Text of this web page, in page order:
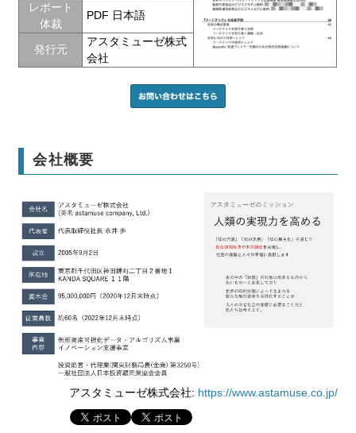
レポート
体裁
PDF 日本語
発行元
アスタミューゼ株式
会社
会社概要
アスタミューゼ株式会社: https://www.astamuse.co.jp/